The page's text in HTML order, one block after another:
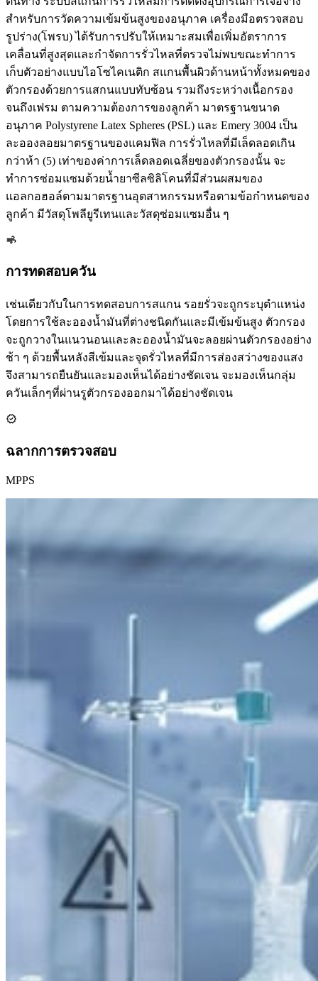
สำหรับการวัดความเข้มข้นสูงของอนุภาค เครื่องมือตรวจสอบ
รูปร่าง(โพรบ) ได้รับการปรับให้เหมาะสมเพื่อเพิ่มอัตราการ
เคลื่อนที่สูงสุดและกำจัดการรั่วไหลที่ตรวจไม่พบขณะทำการ
เก็บตัวอย่างแบบไอโซไคเนติก สแกนพื้นผิวด้านหน้าทั้งหมดของ
ตัวกรองด้วยการแสกนแบบทับซ้อน รวมถึงระหว่างเนื้อกรอง
จนถึงเฟรม ตามความต้องการของลูกค้า มาตรฐานขนาด
อนุภาค Polystyrene Latex Spheres (PSL) และ Emery 3004 เป็น
ละอองลอยมาตรฐานของแคมฟิล การรั่วไหลที่มีเล็ดลอดเกิน
กว่าห้า (5) เท่าของค่าการเล็ดลอดเฉลี่ยของตัวกรองนั้น จะ
ทำการซ่อมแซมด้วยน้ำยาซีลซิลิโคนที่มีส่วนผสมของ
แอลกอฮอล์ตามมาตรฐานอุตสาหกรรมหรือตามข้อกำหนดของ
ลูกค้า มีวัสดุโพลียูรีเทนและวัสดุซ่อมแซมอื่น ๆ
การทดสอบควัน
เช่นเดียวกับในการทดสอบการสแกน รอยรั่วจะถูกระบุตำแหน่ง
โดยการใช้ละอองน้ำมันที่ต่างชนิดกันและมีเข้มข้นสูง ตัวกรอง
จะถูกวางในแนวนอนและละอองน้ำมันจะลอยผ่านตัวกรองอย่าง
ช้า ๆ ด้วยพื้นหลังสีเข้มและจุดรั่วไหลที่มีการส่องสว่างของแสง
จึงสามารถยืนยันและมองเห็นได้อย่างชัดเจน จะมองเห็นกลุ่ม
ควันเล็กๆที่ผ่านรูตัวกรองออกมาได้อย่างชัดเจน
ฉลากการตรวจสอบ
MPPS